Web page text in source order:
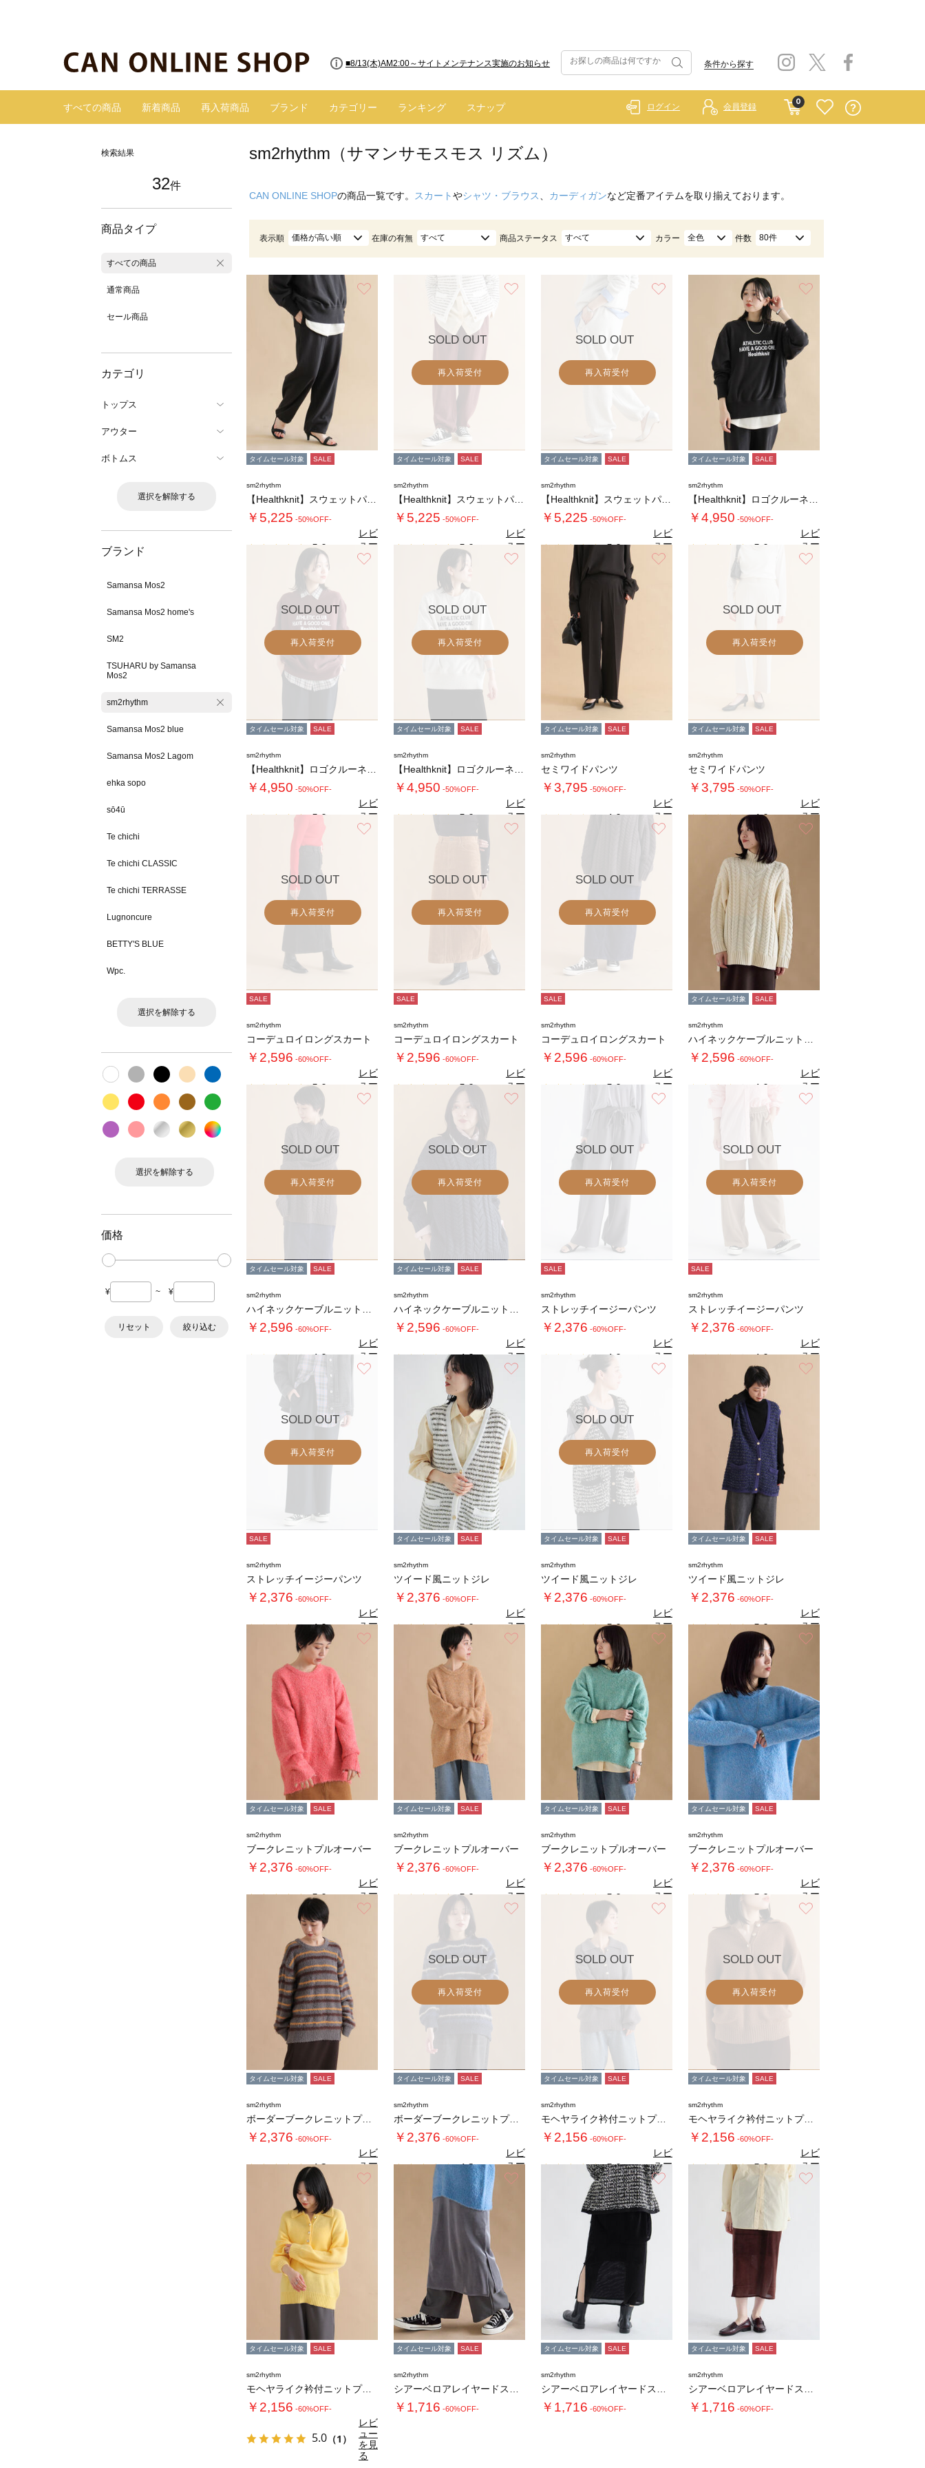
■8/13(木)AM2:00～サイトメンテナンス実施のお知らせ
■【お知らせ】ヤマト運輸の配送遅延・停止について 条件から探す
すべての商品 新着商品 再入荷商品 ブランド カテゴリー ランキング スナップ
0
ログイン 会員登録
検索結果
32件
商品タイプ
すべての商品
通常商品
セール商品
カテゴリ
トップス
アウター
ボトムス
選択を解除する
ブランド
Samansa Mos2
Samansa Mos2 home's
SM2
TSUHARU by Samansa
Mos2
sm2rhythm
Samansa Mos2 blue
Samansa Mos2 Lagom
ehka sopo
sō4ū
Te chichi
Te chichi CLASSIC
Te chichi TERRASSE
Lugnoncure
BETTY'S BLUE
Wpc.
選択を解除する
選択を解除する
価格
¥ ~ ¥
リセット 絞り込む
sm2rhythm（サマンサモスモス リズム）
CAN ONLINE SHOPの商品一覧です。 スカートやシャツ・ブラウス カーディガンなど定番アイテムを取り揃えております。
表示順 価格が高い順 在庫の有無 すべて 商品ステータス すべて カラー 全色 件数 80件
タイムセール対象 SALE
sm2rhythm
￥5,225 -50%OFF-
5.0
レビ
ュー
を見
る
SOLD OUT
再入荷受付
タイムセール対象 SALE
sm2rhythm
￥5,225 -50%OFF-
5.0
レビ
ュー
を見
る
SOLD OUT
再入荷受付
タイムセール対象 SALE
sm2rhythm
￥5,225 -50%OFF-
5.0（1）
レビ
ュー
を見
る
タイムセール対象 SALE
sm2rhythm
￥4,950 -50%OFF-
5.0
レビ
ュー
を見
る
SOLD OUT
再入荷受付
タイムセール対象 SALE
sm2rhythm
￥4,950 -50%OFF-
5.0
レビ
ュー
を見
る
SOLD OUT
再入荷受付
タイムセール対象 SALE
sm2rhythm
￥4,950 -50%OFF-
5.0（1）
レビ
ュー
を見
る
タイムセール対象 SALE
sm2rhythm
セミワイドパンツ
￥3,795 -50%OFF-
4.0（1）
レビ
ュー
を見
る
SOLD OUT
再入荷受付
タイムセール対象 SALE
sm2rhythm
セミワイドパンツ
￥3,795 -50%OFF-
4.0（1）
レビ
ュー
を見
る
SOLD OUT
再入荷受付
SALE
sm2rhythm
コーデュロイロングスカート
￥2,596 -60%OFF-
5.0
レビ
ュー
を見
る
SOLD OUT
再入荷受付
SALE
sm2rhythm
コーデュロイロングスカート
￥2,596 -60%OFF-
5.0（1）
レビ
ュー
を見
る
SOLD OUT
再入荷受付
SALE
sm2rhythm
コーデュロイロングスカート
￥2,596 -60%OFF-
5.0（1）
レビ
ュー
を見
る
タイムセール対象 SALE
sm2rhythm
￥2,596 -60%OFF-
4.0
レビ
ュー
を見
る
SOLD OUT
再入荷受付
タイムセール対象 SALE
sm2rhythm
￥2,596 -60%OFF-
4.0（4）
レビ
ュー
を見
る
SOLD OUT
再入荷受付
タイムセール対象 SALE
sm2rhythm
￥2,596 -60%OFF-
4.0（4）
レビ
ュー
を見
る
SOLD OUT
再入荷受付
SALE
sm2rhythm
ストレッチイージーパンツ
￥2,376 -60%OFF-
4.0
レビ
ュー
を見
る
SOLD OUT
再入荷受付
SALE
sm2rhythm
ストレッチイージーパンツ
￥2,376 -60%OFF-
4.0（1）
レビ
ュー
を見
る
SOLD OUT
再入荷受付
SALE
sm2rhythm
ストレッチイージーパンツ
￥2,376 -60%OFF-
4.0（1）
レビ
ュー
を見
る
タイムセール対象 SALE
sm2rhythm
ツイード風ニットジレ
￥2,376 -60%OFF-
5.0（2）
レビ
ュー
を見
る
SOLD OUT
再入荷受付
タイムセール対象 SALE
sm2rhythm
ツイード風ニットジレ
￥2,376 -60%OFF-
5.0（2）
レビ
ュー
を見
る
タイムセール対象 SALE
sm2rhythm
ツイード風ニットジレ
￥2,376 -60%OFF-
5.0（2）
レビ
ュー
を見
る
タイムセール対象 SALE
sm2rhythm
ブークレニットプルオーバー
￥2,376 -60%OFF-
5.0（1）
レビ
ュー
を見
る
タイムセール対象 SALE
sm2rhythm
ブークレニットプルオーバー
￥2,376 -60%OFF-
5.0（1）
レビ
ュー
を見
る
タイムセール対象 SALE
sm2rhythm
ブークレニットプルオーバー
￥2,376 -60%OFF-
5.0
レビ
ュー
を見
る
タイムセール対象 SALE
sm2rhythm
ブークレニットプルオーバー
￥2,376 -60%OFF-
5.0（1）
レビ
ュー
を見
る
タイムセール対象 SALE
sm2rhythm
ボーダーブークレニットプルオーバー
￥2,376 -60%OFF-
4.3（3）
レビ
ュー
を見
る
SOLD OUT
再入荷受付
タイムセール対象 SALE
sm2rhythm
ボーダーブークレニットプルオーバー
￥2,376 -60%OFF-
4.3（3）
レビ
ュー
を見
る
SOLD OUT
再入荷受付
タイムセール対象 SALE
sm2rhythm
モヘヤライク衿付ニットプルオーバー
￥2,156 -60%OFF-
5.0（1）
レビ
ュー
を見
る
SOLD OUT
再入荷受付
タイムセール対象 SALE
sm2rhythm
モヘヤライク衿付ニットプルオーバー
￥2,156 -60%OFF-
5.0（1）
レビ
ュー
を見
る
タイムセール対象 SALE
sm2rhythm
モヘヤライク衿付ニットプルオーバー
￥2,156 -60%OFF-
5.0 （1）
レビ
ュー
を見
る
タイムセール対象 SALE
sm2rhythm
￥1,716 -60%OFF-
タイムセール対象 SALE
sm2rhythm
￥1,716 -60%OFF-
タイムセール対象 SALE
sm2rhythm
￥1,716 -60%OFF-